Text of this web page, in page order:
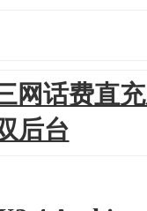
网话费直
后台